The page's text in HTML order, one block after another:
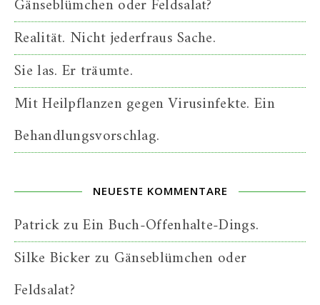
Gänseblümchen oder Feldsalat?
Realität. Nicht jederfraus Sache.
Sie las. Er träumte.
Mit Heilpflanzen gegen Virusinfekte. Ein
Behandlungsvorschlag.
NEUESTE KOMMENTARE
PatrickzuEin Buch-Offenhalte-Dings.
Silke Bickerzu Gänseblümchen oder
Feldsalat?